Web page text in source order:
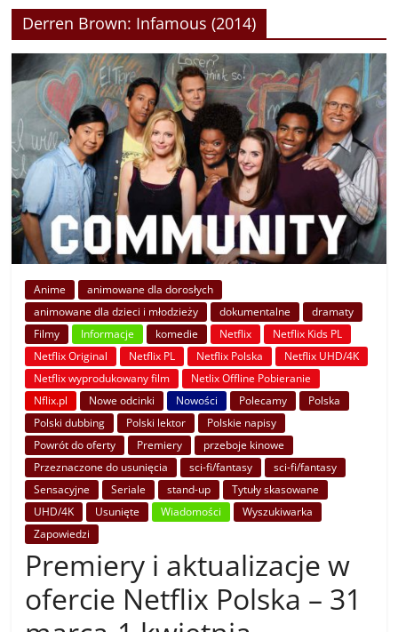
Derren Brown: Infamous (2014)
Anime
animowane dla dorosłych
animowane dla dzieci i młodzieży
dokumentalne
dramaty
Filmy
Informacje komedie Netflix
Netflix Kids PL
Netflix Original
Netflix PL Netflix Polska
Netflix UHD/4K
Netflix wyprodukowany film
Netlix Offline Pobieranie
Nflix.pl
Nowe odcinki Nowości Polecamy
Polska
Polski dubbing
Polski lektor
Polskie napisy
Powrót do oferty
Premiery
przeboje kinowe
Przeznaczone do usunięcia
sci-fi/fantasy
sci-fi/fantasy
Sensacyjne
Seriale stand-up
Tytuły skasowane
UHD/4K
Usunięte Wiadomości
Wyszukiwarka
Zapowiedzi
Premiery i aktualizacje w
ofercie Netflix Polska – 31